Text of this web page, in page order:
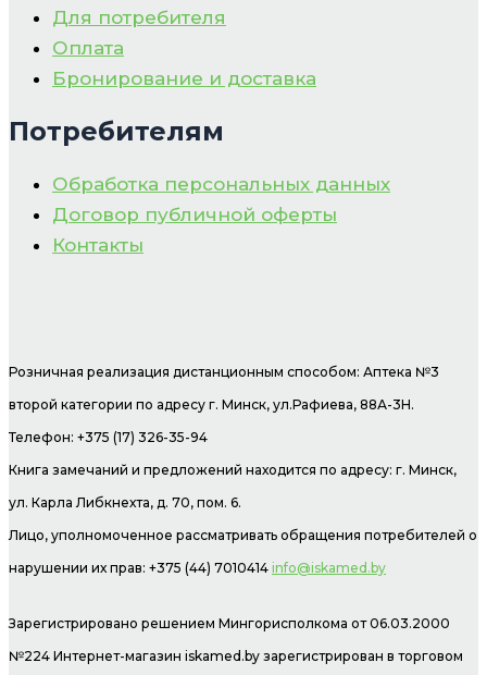
Для потребителя
Оплата
Бронирование и доставка
Потребителям
Обработка персональных данных
Договор публичной оферты
Контакты
Розничная реализация дистанционным способом: Аптека №3
второй категории по адресу г. Минск, ул.Рафиева, 88А-3Н.
Телефон: +375 (17) 326-35-94
Книга замечаний и предложений находится по адресу: г. Минск,
ул. Карла Либкнехта, д. 70, пом. 6.
Лицо, уполномоченное рассматривать обращения потребителей о
нарушении их прав: +375 (44) 7010414 info@iskamed.by
Зарегистрировано решением Мингорисполкома от 06.03.2000
№224 Интернет-магазин iskamed.by зарегистрирован в торговом